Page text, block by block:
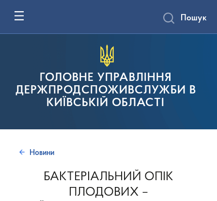
ГОЛОВНЕ УПРАВЛІННЯ
ДЕРЖПРОДСПОЖИВСЛУЖБИ В
КИЇВСЬКІЙ ОБЛАСТІ
Пошук
Новини
БАКТЕРІАЛЬНИЙ ОПІК
ПЛОДОВИХ –